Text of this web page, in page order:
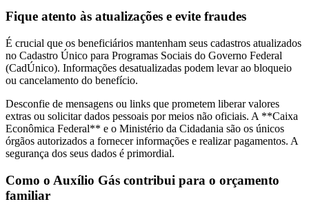
Fique atento às atualizações e evite fraudes
É crucial que os beneficiários mantenham seus cadastros atualizados
no Cadastro Único para Programas Sociais do Governo Federal
(CadÚnico). Informações desatualizadas podem levar ao bloqueio
ou cancelamento do benefício.
Desconfie de mensagens ou links que prometem liberar valores
extras ou solicitar dados pessoais por meios não oficiais. A **Caixa
Econômica Federal** e o Ministério da Cidadania são os únicos
órgãos autorizados a fornecer informações e realizar pagamentos. A
segurança dos seus dados é primordial.
Como o Auxílio Gás contribui para o orçamento
familiar